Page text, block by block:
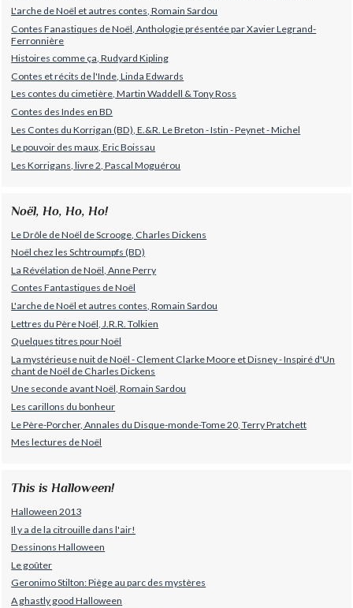
L'arche de Noël et autres contes, Romain Sardou
Contes Fanastiques de Noël, Anthologie présentée par Xavier Legrand-
Ferronnière
Histoires comme ça, Rudyard Kipling
Contes et récits de l'Inde, Linda Edwards
Les contes du cimetière, Martin Waddell & Tony Ross
Contes des Indes en BD
Les Contes du Korrigan (BD), E.&R. Le Breton - Istin - Peynet - Michel
Le pouvoir des maux, Eric Boissau
Les Korrigans, livre 2, Pascal Moguérou
Noël, Ho, Ho, Ho!
Le Drôle de Noël de Scrooge, Charles Dickens
Noël chez les Schtroumpfs (BD)
La Révélation de Noël, Anne Perry
Contes Fantastiques de Noël
L'arche de Noël et autres contes, Romain Sardou
Lettres du Père Noël, J.R.R. Tolkien
Quelques titres pour Noël
La mystérieuse nuit de Noël - Clement Clarke Moore et Disney - Inspiré d'Un
chant de Noël de Charles Dickens
Une seconde avant Noël, Romain Sardou
Les carillons du bonheur
Le Père-Porcher, Annales du Disque-monde-Tome 20, Terry Pratchett
Mes lectures de Noël
This is Halloween!
Halloween 2013
Il y a de la citrouille dans l'air!
Dessinons Halloween
Le goûter
Geronimo Stilton: Piège au parc des mystères
A ghastly good Halloween